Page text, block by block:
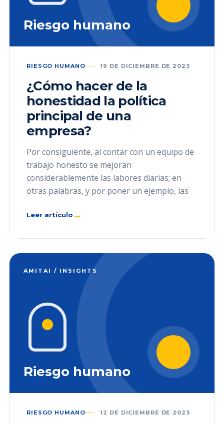
Riesgo humano
RIESGO HUMANO 19 DE DICIEMBRE DE 2023
¿Cómo hacer de la
honestidad la política
principal de una
empresa?
Por consiguiente, al contar con un equipo de
trabajo honesto se mejoran
considerablemente las labores diarias; en
otras palabras, y por poner un ejemplo, las
Leer artículo →
AMITAI / INSIGHTS
Riesgo humano
RIESGO HUMANO 12 DE DICIEMBRE DE 2023